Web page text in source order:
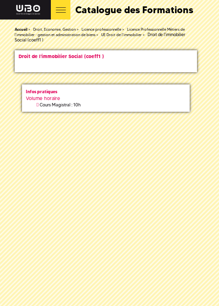
Catalogue des Formations
Accueil Droit, Economie, Gestion Licence professionnelle
Licence Professionnelle Métiers de
l'immobilier : gestion et administration de biens
UE Droit de l'immobilier
Droit de l'immobilier
Social (coeff1 )
Droit de l'immobilier Social (coeff1 )
Infos pratiques
Volume horaire
Cours Magistral : 10h